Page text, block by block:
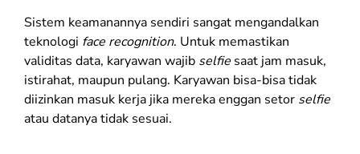
Sistem keamanannya sendiri sangat mengandalkan
teknologi face recognition. Untuk memastikan
validitas data, karyawan wajib selfie saat jam masuk,
istirahat, maupun pulang. Karyawan bisa-bisa tidak
diizinkan masuk kerja jika mereka enggan setor selfie
atau datanya tidak sesuai.